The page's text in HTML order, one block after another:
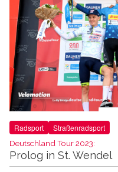
Radsport Straßenradsport
Deutschland Tour 2023:
Prolog in St. Wendel